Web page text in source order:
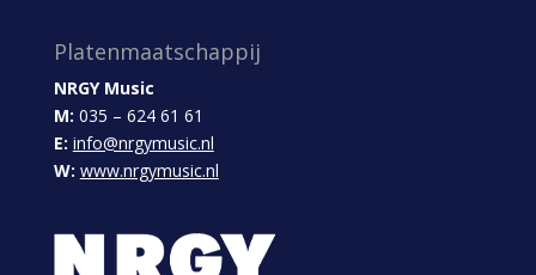
Platenmaatschappij
NRGY Music
M: 035 – 624 61 61
E: info@nrgymusic.nl
W: www.nrgymusic.nl